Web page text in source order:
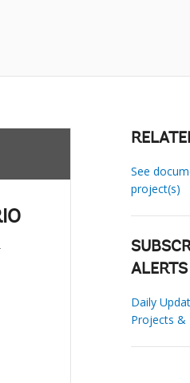
See
project(s)
ALERTS
Daily
Projects &